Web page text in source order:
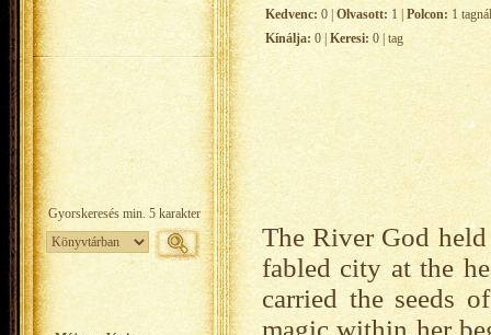
Kedvenc: 0 | Olvasott: 1 | Polcon: 1 tagnál
Kínálja: 0 | Keresi: 0 | tag
The River God
fabled city at the
carried the seeds
magic within her